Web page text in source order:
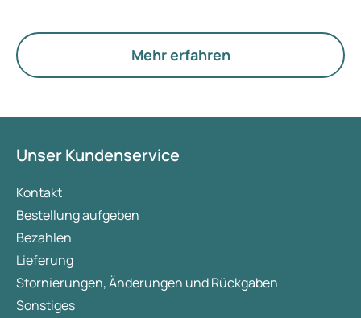
Hormone, den Stoffwechsel und die Funktion der
Mehr erfahren
Unser Kundenservice
Kontakt
Bestellung aufgeben
Bezahlen
Lieferung
Stornierungen, Änderungen und Rückgaben
Sonstiges